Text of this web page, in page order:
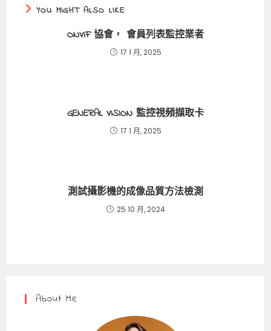
YOU MIGHT ALSO LIKE
ONVIF 協會， 會員列表監控業者
17 1 月, 2025
GENERAL VISION 監控視頻擷取卡
17 1 月, 2025
測試攝影機的成像品質方法檢測
25 10 月, 2024
About Me